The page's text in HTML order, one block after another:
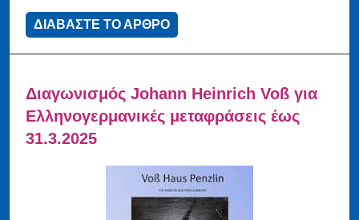
ΔΙΑΒΑΣΤΕ ΤΟ ΑΡΘΡΟ
Διαγωνισμός Johann Heinrich Voß για
Ελληνογερμανικές μεταφράσεις έως
31.3.2025